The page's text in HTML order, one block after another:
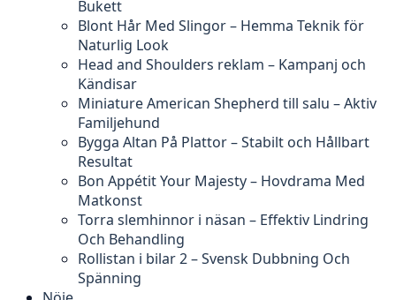
Bukett
Blont Hår Med Slingor – Hemma Teknik för
Naturlig Look
Head and Shoulders reklam – Kampanj och
Kändisar
Miniature American Shepherd till salu – Aktiv
Familjehund
Bygga Altan På Plattor – Stabilt och Hållbart
Resultat
Bon Appétit Your Majesty – Hovdrama Med
Matkonst
Torra slemhinnor i näsan – Effektiv Lindring
Och Behandling
Rollistan i bilar 2 – Svensk Dubbning Och
Spänning